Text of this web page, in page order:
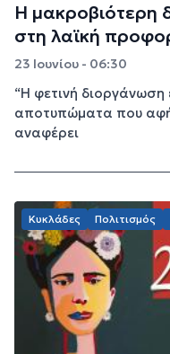
Η μακροβιότερη
στη λαϊκή
23 Ιουνίου - 06:30
“Η φετινή διοργάνωση
αποτυπώματα που
αναφέρει
Κυκλάδες Πολιτισμός